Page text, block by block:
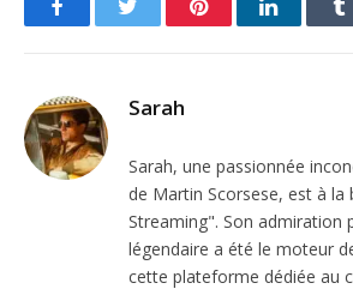
FacebookTwitter PinterestLinkedIn
Sarah
Sarah, une passionnée
de Martin Scorsese, est à la
Streaming". Son admiration
légendaire a été le moteur
cette plateforme dédiée au